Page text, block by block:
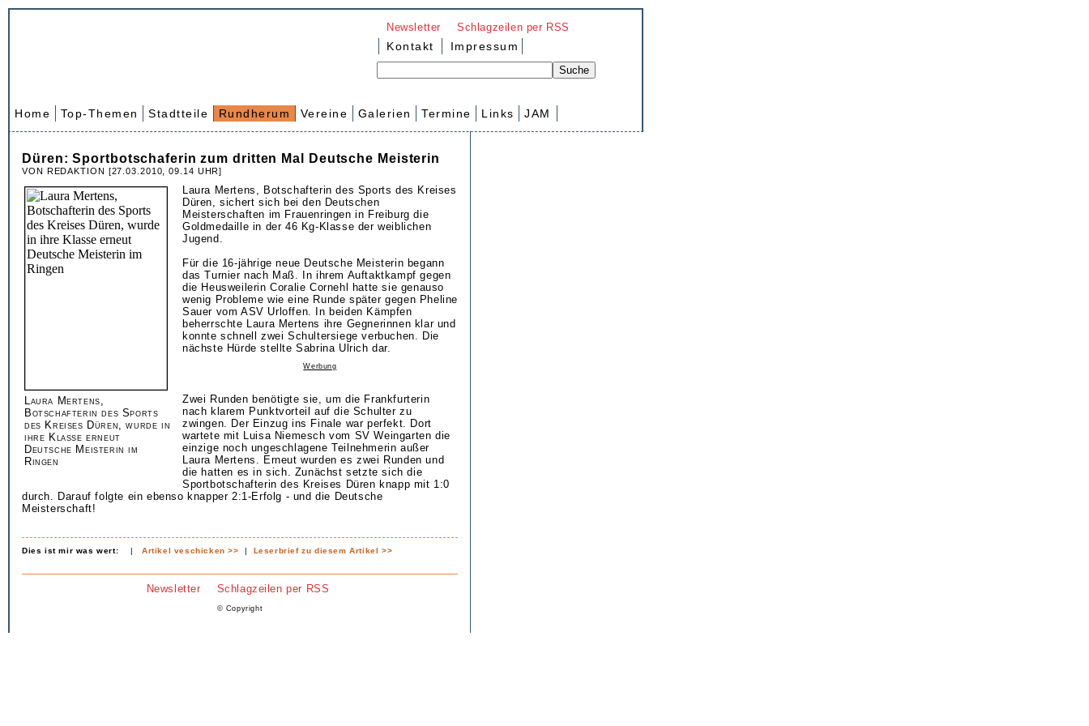
Newsletter Schlagzeilen per RSS
Kontakt Impressum
Home Top-Themen Stadtteile Rundherum Vereine Galerien Termine Links JAM
Düren: Sportbotschaferin zum dritten Mal Deutsche Meisterin
VON REDAKTION [27.03.2010, 09.14 UHR]
Laura Mertens,
Botschafterin des Sports
des Kreises Düren, wurde in
ihre Klasse erneut
Deutsche Meisterin im
Ringen
Laura Mertens, Botschafterin des Sports des Kreises
Düren, sichert sich bei den Deutschen
Meisterschaften im Frauenringen in Freiburg die
Goldmedaille in der 46 Kg-Klasse der weiblichen
Jugend.
Für die 16-jährige neue Deutsche Meisterin begann
das Turnier nach Maß. In ihrem Auftaktkampf gegen
die Heusweilerin Coralie Cornehl hatte sie genauso
wenig Probleme wie eine Runde später gegen Pheline
Sauer vom ASV Urloffen. In beiden Kämpfen
beherrschte Laura Mertens ihre Gegnerinnen klar und
konnte schnell zwei Schultersiege verbuchen. Die
nächste Hürde stellte Sabrina Ulrich dar.
Werbung
Zwei Runden benötigte sie, um die Frankfurterin
nach klarem Punktvorteil auf die Schulter zu
zwingen. Der Einzug ins Finale war perfekt. Dort
wartete mit Luisa Niemesch vom SV Weingarten die
einzige noch ungeschlagene Teilnehmerin außer
Laura Mertens. Erneut wurden es zwei Runden und
die hatten es in sich. Zunächst setzte sich die
Sportbotschafterin des Kreises Düren knapp mit 1:0
durch. Darauf folgte ein ebenso knapper 2:1-Erfolg - und die Deutsche
Meisterschaft!
Dies ist mir was wert: |Artikel veschicken >> | Leserbrief zu diesem Artikel >>
Newsletter Schlagzeilen per RSS
© Copyright